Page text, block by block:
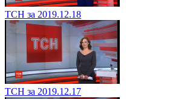
ТСН за 2019.12.18
ТСН за 2019.12.17